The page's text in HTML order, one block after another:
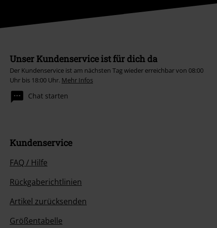
Unser Kundenservice ist für dich da
Der Kundenservice ist am nächsten Tag wieder erreichbar von 08:00
Uhr bis 18:00 Uhr. Mehr Infos
Chat starten
Kundenservice
FAQ / Hilfe
Rückgaberichtlinien
Artikel zurücksenden
Größentabelle